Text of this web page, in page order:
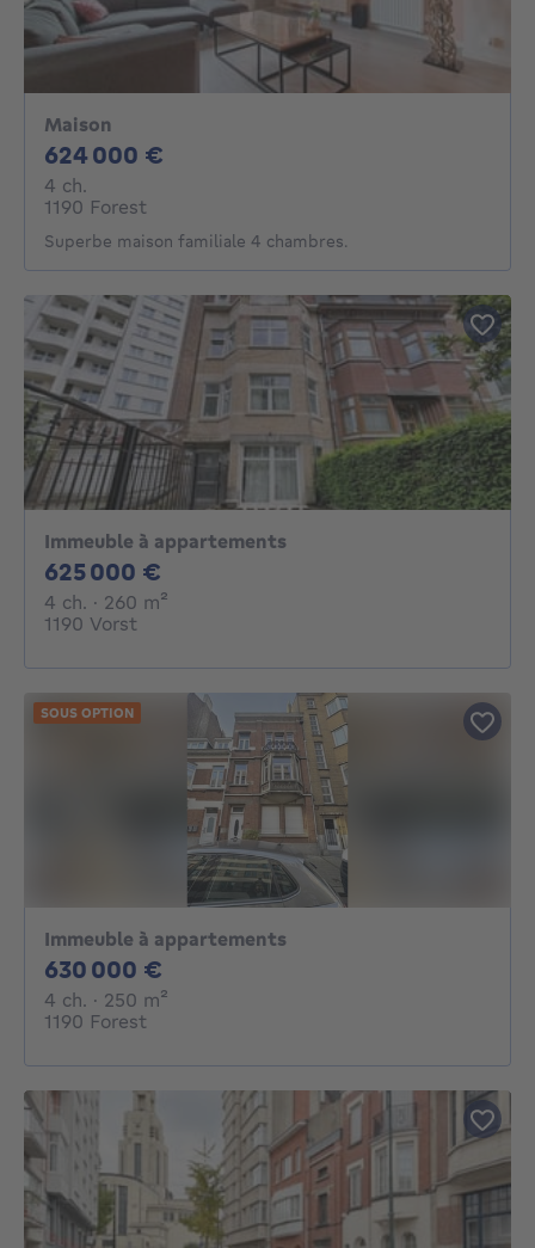
Maison
624 000 €
4 ch.
1190 Forest
Superbe maison familiale 4 chambres.
Immeuble à appartements
625 000 €
4 ch. 4 chambres
· 260 m²
1190 Vorst
Immeuble à appartements
630 000 €
4 ch. 4 chambres
· 250 m²
1190 Forest
SOUS OPTION